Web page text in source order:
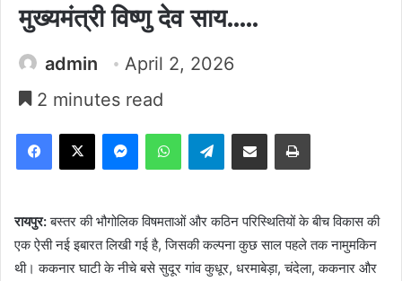
मुख्यमंत्री विष्णु देव साय…..
admin
April 2, 2026
2 minutes read
Facebook
X MessengerWhatsAppTelegramShare via Email Print
रायपुर:बस्तर की भौगोलिक विषमताओं और कठिन परिस्थितियों के बीच विकास की
एक ऐसी नई इबारत लिखी गई है, जिसकी कल्पना कुछ साल पहले तक नामुमकिन
थी। ककनार घाटी के नीचे बसे सुदूर गांव कुधूर, धरमाबेड़ा, चंदेला, ककनार और